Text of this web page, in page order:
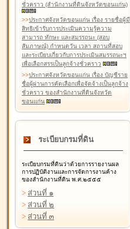
ชั่วคราว (สำนักงานที่ดินจังหวัดขอนแก่น)
>>ประกาศจังหวัดขอนแก่น เรื่อง รายชื่อผู้มี
สิทธิเข้ารับการประเมินความรู้ความ
สามารถ ทักษะ และสมรรถนะ (สอบ
สัมภาษณ์) กำหนดวัน เวลา สถานที่สอบ
และระเบียบเกี่ยวกับการประเมินสมรรถนะฯ
เพื่อเลือกสรรเป็นลูกจ้างชั่วคราว
>>ประกาศจังหวัดขอนแก่น เรื่อง บัญชีราย
ชื่อผู้ผ่านการคัดเลือกเพื่อจัดจ้างเป็นลูกจ้าง
ชั่วคราว ของสำนักงานที่ดินจังหวัด
ขอนแก่น
ระเบียบกรมที่ดิน
ระเบียบกรมที่ดินว่าด้วยการรายงานผล
การปฏิบัติงานและการจัดการงานค้าง
ของสำนักงานที่ดิน พ.ศ.๒๕๕๕
> ส่วนที่ ๑
> ส่วนที่ ๒
> ส่วนที่ ๓